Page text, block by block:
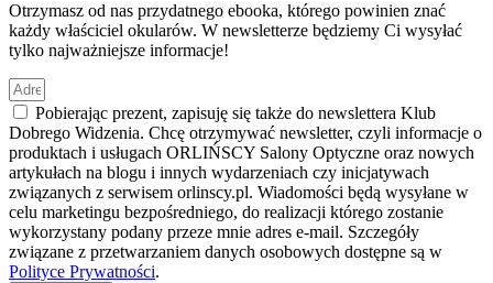
Otrzymasz od nas przydatnego ebooka, którego powinien znać
każdy właściciel okularów. W newsletterze będziemy Ci wysyłać
tylko najważniejsze informacje!
Pobierając prezent, zapisuję się także do newslettera Klub
Dobrego Widzenia. Chcę otrzymywać newsletter, czyli informacje o
produktach i usługach ORLIŃSCY Salony Optyczne oraz nowych
artykułach na blogu i innych wydarzeniach czy inicjatywach
związanych z serwisem orlinscy.pl. Wiadomości będą wysyłane w
celu marketingu bezpośredniego, do realizacji którego zostanie
wykorzystany podany przeze mnie adres e-mail. Szczegóły
związane z przetwarzaniem danych osobowych dostępne są w
Polityce Prywatności.